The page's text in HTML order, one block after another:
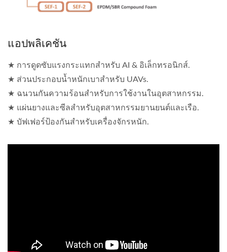
แอปพลิเคชัน
★ การดูดซับแรงกระแทกสำหรับ AI & อิเล็กทรอนิกส์.
★ ส่วนประกอบน้ำหนักเบาสำหรับ UAVs.
★ ฉนวนกันความร้อนสำหรับการใช้งานในอุตสาหกรรม.
★ แผ่นยางและซีลสำหรับอุตสาหกรรมยานยนต์และเรือ.
★ บัฟเฟอร์ป้องกันสำหรับเครื่องจักรหนัก.